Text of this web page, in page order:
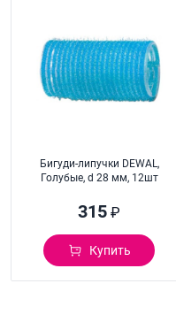
Бигуди-липучки DEWAL,
Голубые, d 28 мм, 12шт
315 ₽
Купить